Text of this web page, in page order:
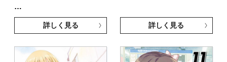
…
詳しく見る 詳しく見る